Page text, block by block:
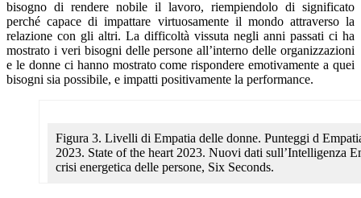
bisogno di rendere nobile il lavoro, riempiendolo di significato
perché capace di impattare virtuosamente il mondo attraverso la
relazione con gli altri. La difficoltà vissuta negli anni passati ci ha
mostrato i veri bisogni delle persone all’interno delle organizzazioni
e le donne ci hanno mostrato come rispondere emotivamente a quei
bisogni sia possibile, e impatti positivamente la performance.
Figura 3. Livelli di Empatia delle donne. Punteggi d
2023. State of the heart 2023. Nuovi dati sull’Intelligenza
crisi energetica delle persone, Six Seconds.